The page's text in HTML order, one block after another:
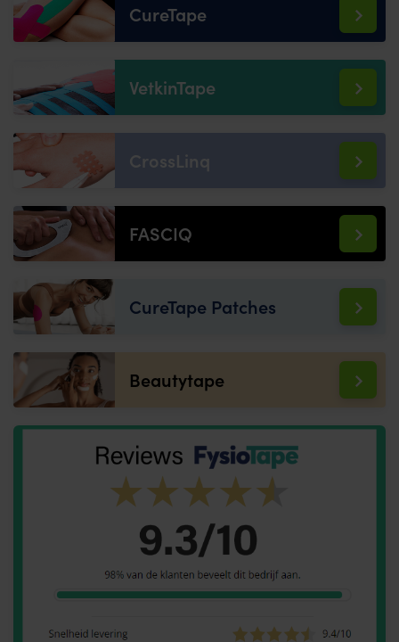
CureTape
VetkinTape
CrossLinq
FASCIQ
CureTape Patches
Beautytape